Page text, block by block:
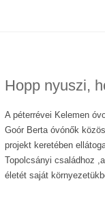
Hopp nyuszi,
A péterrévei Kelemen
Goór Berta óvónők
projekt keretében
Topolcsányi családhoz
életét saját